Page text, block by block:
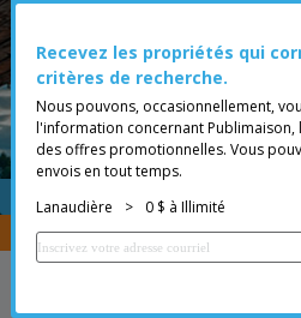
Placer une annonce
Vous êtes courtier, transférer
Recevez les propriétés qui
critères de recherche.
Nous pouvons, occasionnellement,
l'information concernant
des offres promotionnelles. Vous
envois en tout temps.
Lanaudière
> 0 $ à Illimité